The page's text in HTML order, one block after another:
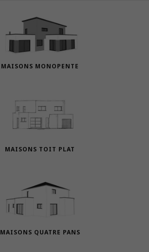
MAISONS MONOPENTE
MAISONS TOIT PLAT
MAISONS QUATRE PANS